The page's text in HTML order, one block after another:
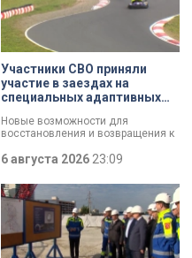
Участники СВО приняли
участие в заездах на
специальных адаптивных
Новые возможности для
восстановления и возвращения к
фонда «СВОй дом» в Петербурге
специальной военной операции,
которые сейчас проходят курс
реабилитации. Главным событием
дня стали заезды на специальных
адаптивных карт-машинах, где
ветераны смогли лично
6 августа 202623:09